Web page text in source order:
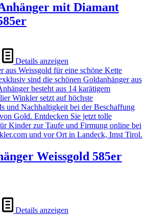
mit Diamant
Details anzeigen
Weissgold 585er
Details anzeigen